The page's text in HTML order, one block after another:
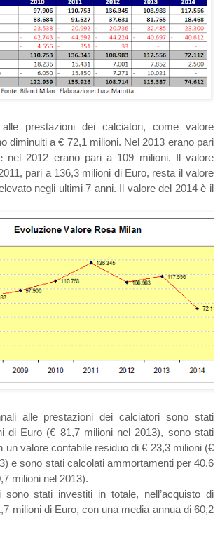
prestazioni dei calciatori, come valore
diminuiti a € 72,1 milioni. Nel 2013 erano pari
nel 2012 erano pari a 109 milioni. Il valore
pari a 136,3 milioni di Euro, resta il valore
negli ultimi 7 anni. Il valore del 2014 è il
alle prestazioni dei calciatori sono stati
di Euro (€ 81,7 milioni nel 2013), sono stati
un valore contabile residuo di € 23,3 milioni (€
e sono stati calcolati ammortamenti per 40,6
milioni nel 2013).
stati investiti in totale, nell’acquisto di
milioni di Euro, con una media annua di 60,2